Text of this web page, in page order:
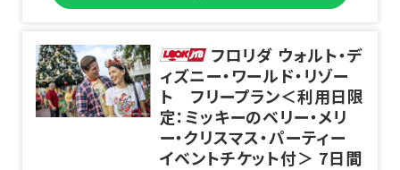
フロリダ ウォルト・デ
ィズニー・ワールド・リゾー
ト フリープラン＜利用日限
定：ミッキーのベリー・メリ
ー・クリスマス・パーティー
イベントチケット付＞ 7日間